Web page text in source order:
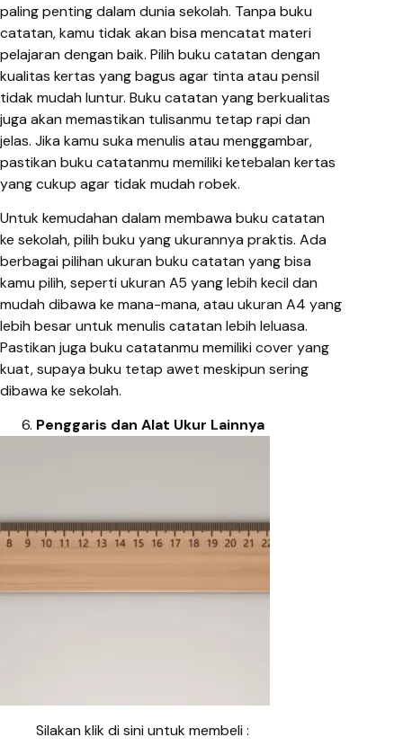
paling penting dalam dunia sekolah. Tanpa buku
catatan, kamu tidak akan bisa mencatat materi
pelajaran dengan baik. Pilih buku catatan dengan
kualitas kertas yang bagus agar tinta atau pensil
tidak mudah luntur. Buku catatan yang berkualitas
juga akan memastikan tulisanmu tetap rapi dan
jelas. Jika kamu suka menulis atau menggambar,
pastikan buku catatanmu memiliki ketebalan kertas
yang cukup agar tidak mudah robek.
Untuk kemudahan dalam membawa buku catatan
ke sekolah, pilih buku yang ukurannya praktis. Ada
berbagai pilihan ukuran buku catatan yang bisa
kamu pilih, seperti ukuran A5 yang lebih kecil dan
mudah dibawa ke mana-mana, atau ukuran A4 yang
lebih besar untuk menulis catatan lebih leluasa.
Pastikan juga buku catatanmu memiliki cover yang
kuat, supaya buku tetap awet meskipun sering
dibawa ke sekolah.
Penggaris dan Alat Ukur Lainnya
Silakan klik di sini untuk membeli :